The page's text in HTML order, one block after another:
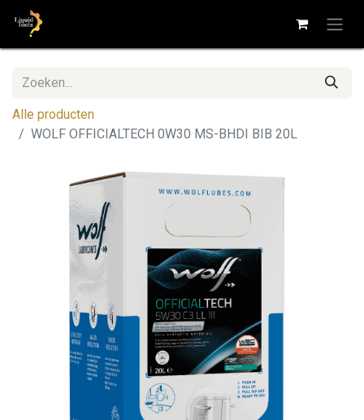
Alle producten
WOLF OFFICIALTECH 0W30 MS-BHDI BIB 20L